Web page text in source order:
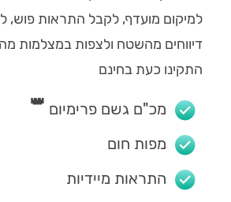
למיקום מועדף, לקבל התראות פוש,
דיווחים מהשטח ולצפות במצלמות
התקינו כעת בחינם
מכ"ם גשם פרימיום 👑
מפות חום
התראות מיידיות